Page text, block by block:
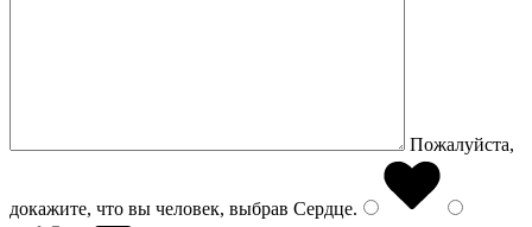
Пожалуйста,
докажите, что вы человек, выбрав Сердце.